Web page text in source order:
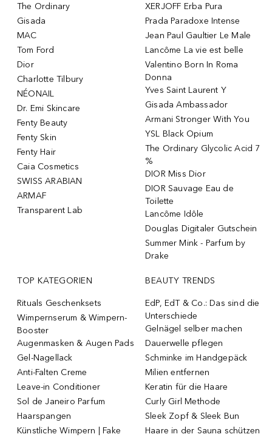
The Ordinary
Gisada
MAC
Tom Ford
Dior
Charlotte Tilbury
NÉONAIL
Dr. Emi Skincare
Fenty Beauty
Fenty Skin
Fenty Hair
Caia Cosmetics
SWISS ARABIAN
ARMAF
Transparent Lab
XERJOFF Erba Pura
Prada Paradoxe Intense
Jean Paul Gaultier Le Male
Lancôme La vie est belle
Valentino Born In Roma
Donna
Yves Saint Laurent Y
Gisada Ambassador
Armani Stronger With You
YSL Black Opium
The Ordinary Glycolic Acid 7
%
DIOR Miss Dior
DIOR Sauvage Eau de
Toilette
Lancôme Idôle
Douglas Digitaler Gutschein
Summer Mink - Parfum by
Drake
TOP KATEGORIEN
Rituals Geschenksets
Wimpernserum & Wimpern-
Booster
Augenmasken & Augen Pads
Gel-Nagellack
Anti-Falten Creme
Leave-in Conditioner
Sol de Janeiro Parfum
Haarspangen
Künstliche Wimpern | Fake
BEAUTY TRENDS
EdP, EdT & Co.: Das sind die
Unterschiede
Gelnägel selber machen
Dauerwelle pflegen
Schminke im Handgepäck
Milien entfernen
Keratin für die Haare
Curly Girl Methode
Sleek Zopf & Sleek Bun
Haare in der Sauna schützen